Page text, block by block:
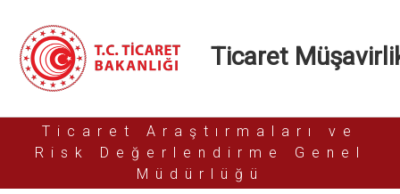
Ticaret
Ticaret Araştırmaları ve
Risk Değerlendirme Genel
Müdürlüğü